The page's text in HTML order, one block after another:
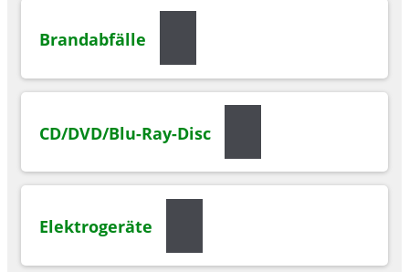
Brandabfälle
CD/DVD/Blu-Ray-Disc
Elektrogeräte